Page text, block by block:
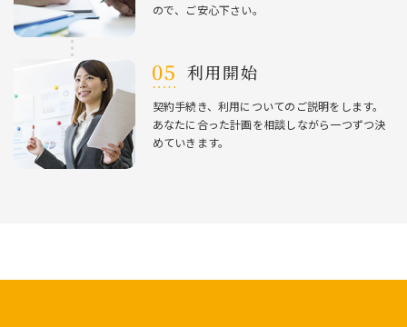
ので、ご安⼼下さい。
利⽤開始
契約⼿続き、利⽤についてのご説明をします。
あなたに合った計画を相談しながら⼀つずつ決
めていきます。